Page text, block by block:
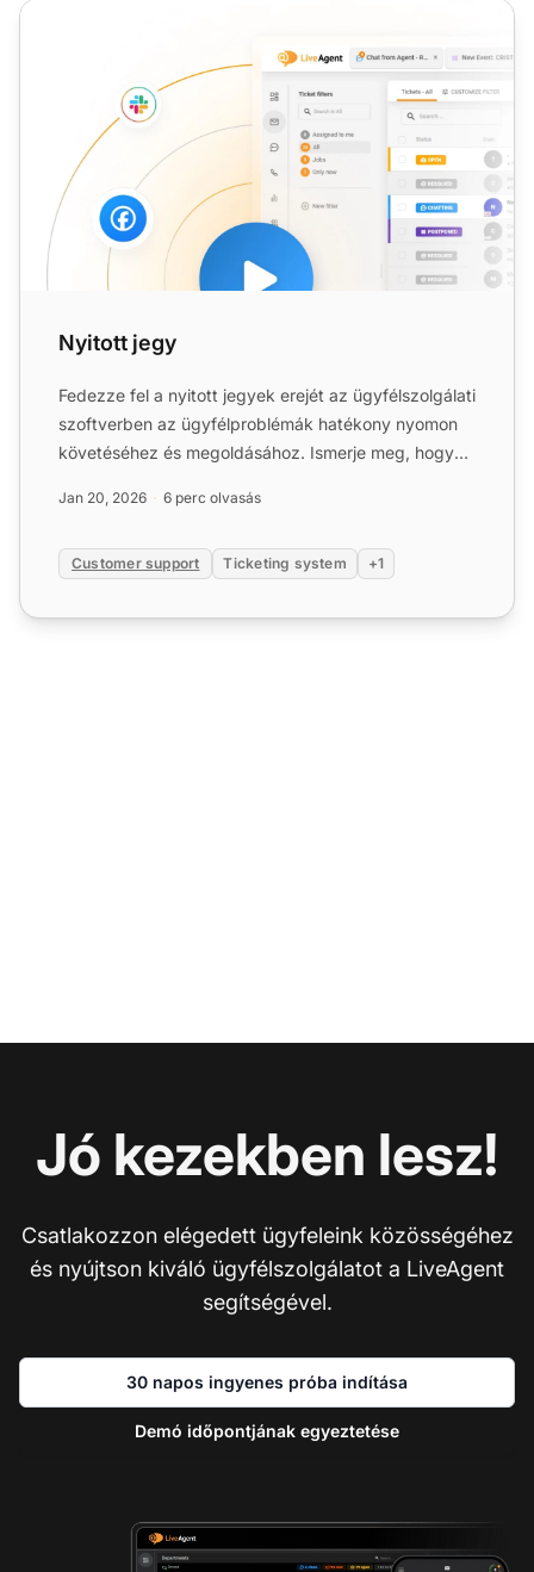
Nyitott jegy
Nyitott jegy
Fedezze fel a nyitott jegyek erejét az ügyfélszolgálati
szoftverben az ügyfélproblémák hatékony nyomon
követéséhez és megoldásához. Ismerje meg, hogyan
Jan 20, 2026 6 perc olvasás
Customer support Ticketing system +1
Jó kezekben lesz!
Csatlakozzon elégedett ügyfeleink közösségéhez
és nyújtson kiváló ügyfélszolgálatot a LiveAgent
segítségével.
30 napos ingyenes próba indítása
Demó időpontjának egyeztetése